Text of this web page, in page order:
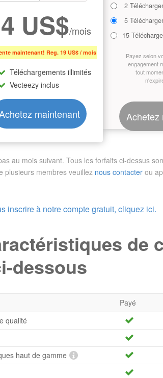
US$/mois
maintenant! Reg. 19 US$ / mois
Téléchargements illimités
Vecteezy inclus
maintenant
2
5
15
Payez selon
engagement
tout
Achetez
au mois suivant. Tous les forfaits ci-dessus
plusieurs membresveuillez nous contacterou
inscrire à notre compte gratuit, cliquez ici.
de
dessous
Payé
qualité
haut de gamme